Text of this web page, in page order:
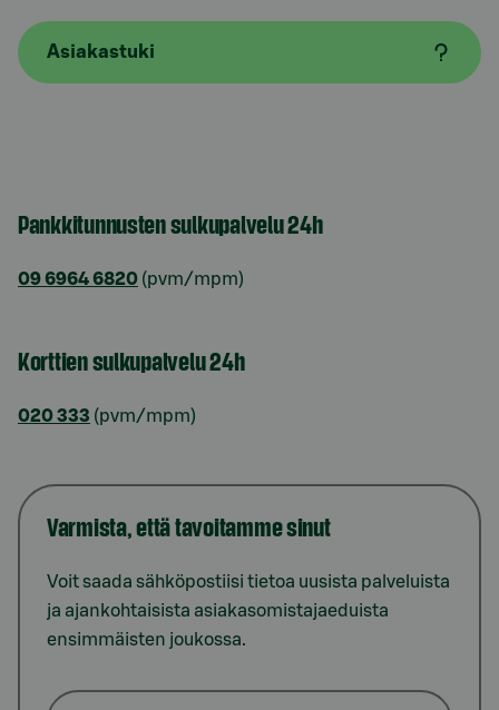
Asiakastuki
Pankkitunnusten sulkupalvelu 24h
09 6964 6820 (pvm/mpm)
Korttien sulkupalvelu 24h
020 333 (pvm/mpm)
Varmista, että tavoitamme sinut
Voit saada sähköpostiisi tietoa uusista palveluista
ja ajankohtaisista asiakasomistajaeduista
ensimmäisten joukossa.